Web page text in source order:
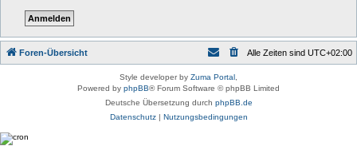
Foren-Übersicht Alle Zeiten sind UTC+02:00
Style developer by Zuma Portal,
Powered by phpBB® Forum Software © phpBB Limited
Deutsche Übersetzung durch phpBB.de
Datenschutz| Nutzungsbedingungen